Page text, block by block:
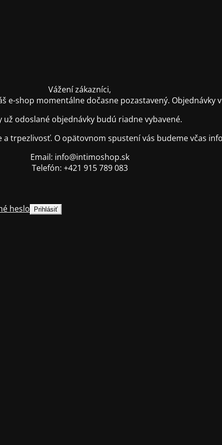
Vážení zákazníci,
e-shop momentálne dočasne pozastavený. Objednávky
už odoslané objednávky budú riadne vybavené.
a trpezlivosť. O opätovnom spustení vás budeme včas
Email: info@intimoshop.sk
Telefón: +421 915 789 083
heslo